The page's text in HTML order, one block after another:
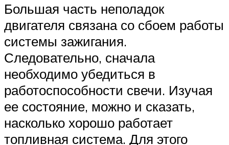
Большая часть неполадок
двигателя связана со сбоем работы
системы зажигания.
Следовательно, сначала
необходимо убедиться в
работоспособности свечи. Изучая
ее состояние, можно и сказать,
насколько хорошо работает
топливная система. Для этого